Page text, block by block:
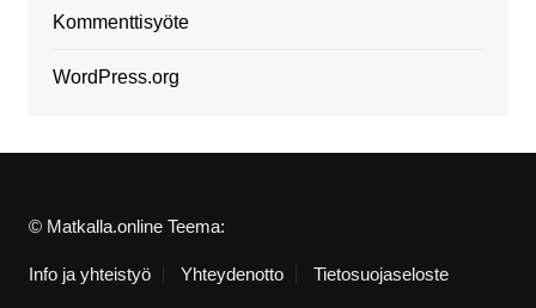
Kommenttisyöte
WordPress.org
© Matkalla.online Teema:
Info ja yhteistyö Yhteydenotto Tietosuojaseloste